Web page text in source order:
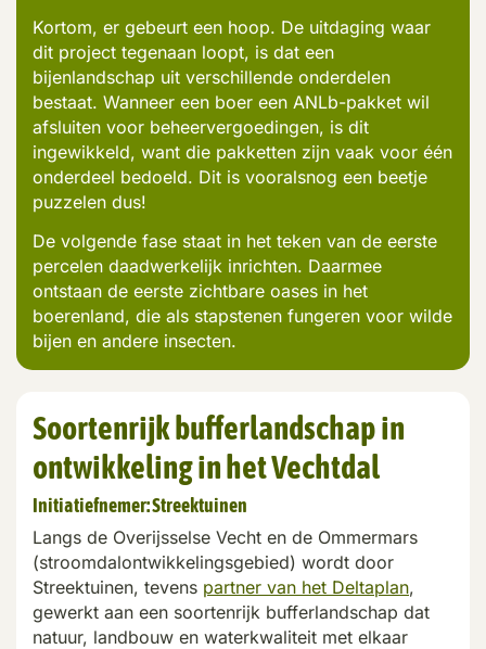
Kortom, er gebeurt een hoop. De uitdaging waar
dit project tegenaan loopt, is dat een
bijenlandschap uit verschillende onderdelen
bestaat. Wanneer een boer een ANLb-pakket wil
afsluiten voor beheervergoedingen, is dit
ingewikkeld, want die pakketten zijn vaak voor één
onderdeel bedoeld. Dit is vooralsnog een beetje
puzzelen dus!
De volgende fase staat in het teken van de eerste
percelen daadwerkelijk inrichten. Daarmee
ontstaan de eerste zichtbare oases in het
boerenland, die als stapstenen fungeren voor wilde
bijen en andere insecten.
Soortenrijk bufferlandschap in
ontwikkeling in het Vechtdal
Initiatiefnemer:Streektuinen
Langs de Overijsselse Vecht en de Ommermars
(stroomdalontwikkelingsgebied) wordt door
Streektuinen, tevens partner van het Deltaplan,
gewerkt aan een soortenrijk bufferlandschap dat
natuur, landbouw en waterkwaliteit met elkaar